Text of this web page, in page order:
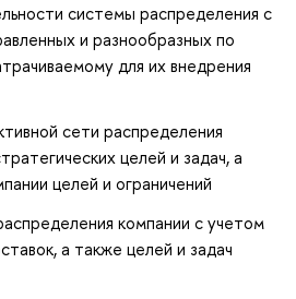
системы распределения с
и разнообразных по
для их внедрения
сети распределения
целей и задач, а
целей и ограничений
компании с учетом
а также целей и задач